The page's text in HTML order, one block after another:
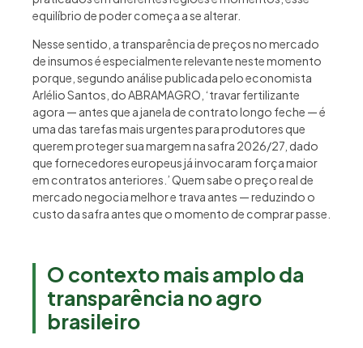
equilíbrio de poder começa a se alterar.
Nesse sentido, a transparência de preços no mercado
de insumos é especialmente relevante neste momento
porque, segundo análise publicada pelo economista
Arlélio Santos, do ABRAMAGRO, ‘travar fertilizante
agora — antes que a janela de contrato longo feche — é
uma das tarefas mais urgentes para produtores que
querem proteger sua margem na safra 2026/27, dado
que fornecedores europeus já invocaram força maior
em contratos anteriores.’ Quem sabe o preço real de
mercado negocia melhor e trava antes — reduzindo o
custo da safra antes que o momento de comprar passe.
O contexto mais amplo da
transparência no agro
brasileiro